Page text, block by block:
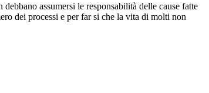
assumersi le responsabilità delle cause fatte
dei processi e per far si che la vita di molti non